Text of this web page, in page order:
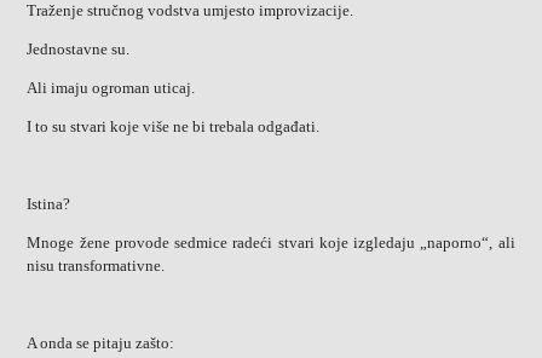
Traženje stručnog vodstva umjesto improvizacije.
Jednostavne su.
Ali imaju ogroman uticaj.
I to su stvari koje više ne bi trebala odgađati.
Istina?
Mnoge žene provode sedmice radeći stvari koje izgledaju „naporno“, ali
nisu transformativne.
A onda se pitaju zašto: